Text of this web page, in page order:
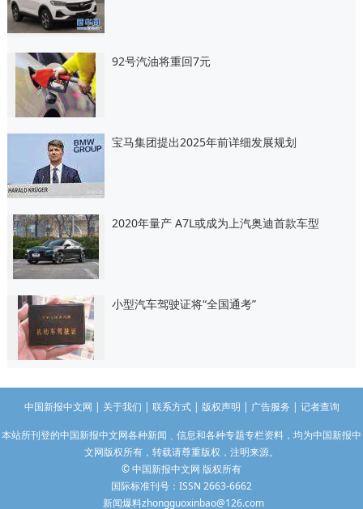
92号汽油将重回7元
宝马集团提出2025年前详细发展规划
2020年量产 A7L或成为上汽奥迪首款车型
小型汽车驾驶证将“全国通考”
中国新报中文网 | 关于我们 | 联系方式| 版权声明 | 广告服务 | 记者查询
本站所刊登的中国新报中文网各种新闻﹑信息和各种专题专栏资料，均为中国新报中
文网版权所有，转载请尊重版权，注明来源。
© 中国新报中文网 版权所有
国际标准刊号：ISSN 2663-6662
新闻爆料zhongguoxinbao@126.com